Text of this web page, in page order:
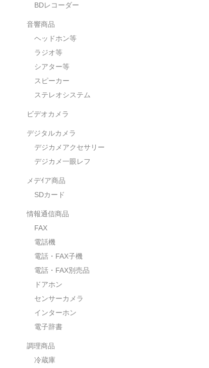
BDレコーダー
音響商品
ヘッドホン等
ラジオ等
シアター等
スピーカー
ステレオシステム
ビデオカメラ
デジタルカメラ
デジカメアクセサリー
デジカメ一眼レフ
メデｲア商品
SDカード
情報通信商品
FAX
電話機
電話・FAX子機
電話・FAX別売品
ドアホン
センサーカメラ
インターホン
電子辞書
調理商品
冷蔵庫